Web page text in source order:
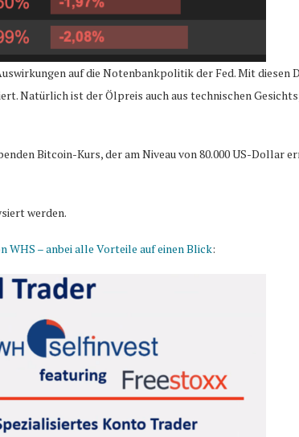
auf die Notenbankpolitik der Fed. Mit diesen
Natürlich ist der Ölpreis auch aus technischen
Bitcoin-Kurs, der am Niveau von 80.000 US-Dollar
werden.
WHS – anbei alle Vorteile auf einen Blick: